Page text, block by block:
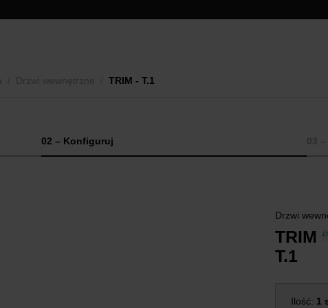
TRIM - T.1
02 – Konfiguruj
Drzwi
TRIM
T.1
Ilość: 1